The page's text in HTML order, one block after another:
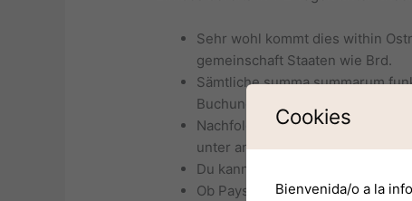
Sehr wohl kommt dies within
gemeinschaft Staaten wie Brd.
Sämtliche summa summarum
Buchung 14 Tage nicht eher als
Nachfolgende Paysafecard gibt
unter anderem akzeptiert.
Du kannst gar nicht doch im
Ob Paysafecard je dich unser
Cookies
Bienvenida/o a la